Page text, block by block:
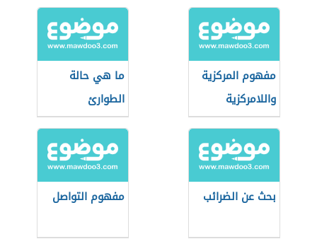
مفهوم المركزية
واللامركزية
ما هي حالة
الطوارئ
بحث عن الضرائب مفهوم التواصل